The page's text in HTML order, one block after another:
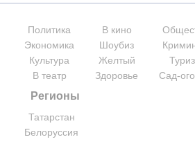
Политика
Экономика
Культура
В театр
В кино
Шоубиз
Желтый
Здоровье
Сад-
Регионы
Татарстан
Белоруссия